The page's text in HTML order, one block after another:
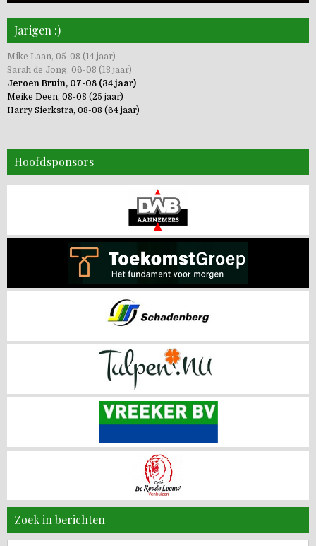
Jarigen :)
Mike Laan, 05-08 (14 jaar)
Sarah de Jong, 06-08 (18 jaar)
Jeroen Bruin, 07-08 (34 jaar)
Meike Deen, 08-08 (25 jaar)
Harry Sierkstra, 08-08 (64 jaar)
Hoofdsponsors
Zoek in berichten